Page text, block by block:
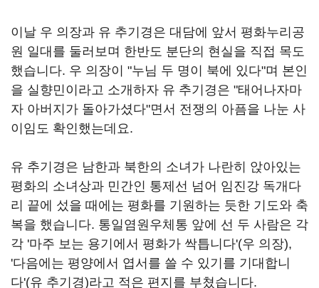
이날 우 의장과 유 추기경은 대담에 앞서 평화누리공
원 일대를 둘러보며 한반도 분단의 현실을 직접 목도
했습니다. 우 의장이 "누님 두 명이 북에 있다"며 본인
을 실향민이라고 소개하자 유 추기경은 "태어나자마
자 아버지가 돌아가셨다"면서 전쟁의 아픔을 나눈 사
이임도 확인했는데요.
유 추기경은 남한과 북한의 소녀가 나란히 앉아있는
평화의 소녀상과 민간인 통제선 넘어 임진강 독개다
리 끝에 섰을 때에는 평화를 기원하는 듯한 기도와 축
복을 했습니다. 통일염원우체통 앞에 선 두 사람은 각
각 '마주 보는 용기에서 평화가 싹틉니다'(우 의장),
'다음에는 평양에서 엽서를 쓸 수 있기를 기대합니
다'(유 추기경)라고 적은 편지를 부쳤습니다.